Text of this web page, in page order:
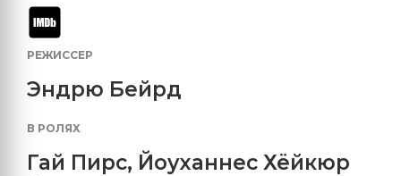
РЕЖИССЕР
Эндрю Бейрд
В РОЛЯХ
Гай Пирс, Йоуханнес Хёйкюр